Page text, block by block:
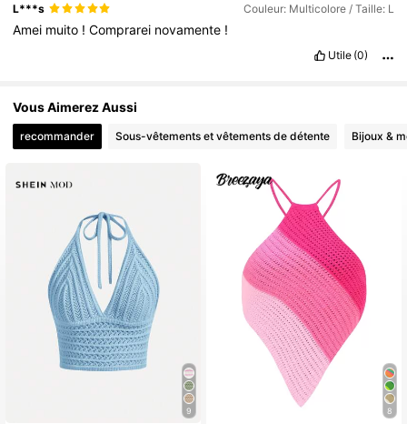
L***s Couleur: Multicolore / Taille: L
Amei muito !Comprarei novamente !
Utile (0)
Vous Aimerez Aussi
recommander Sous-vêtements et vêtements de détente Bijoux &
9 8